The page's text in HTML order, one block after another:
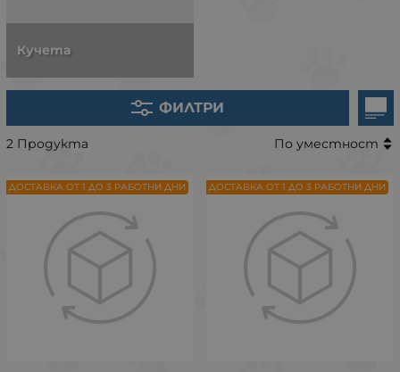
Кучета
ФИЛТРИ
2 Продукта По уместност
ДОСТАВКА ОТ 1 ДО 3 РАБОТНИ ДНИ ДОСТАВКА ОТ 1 ДО 3 РАБОТНИ ДНИ